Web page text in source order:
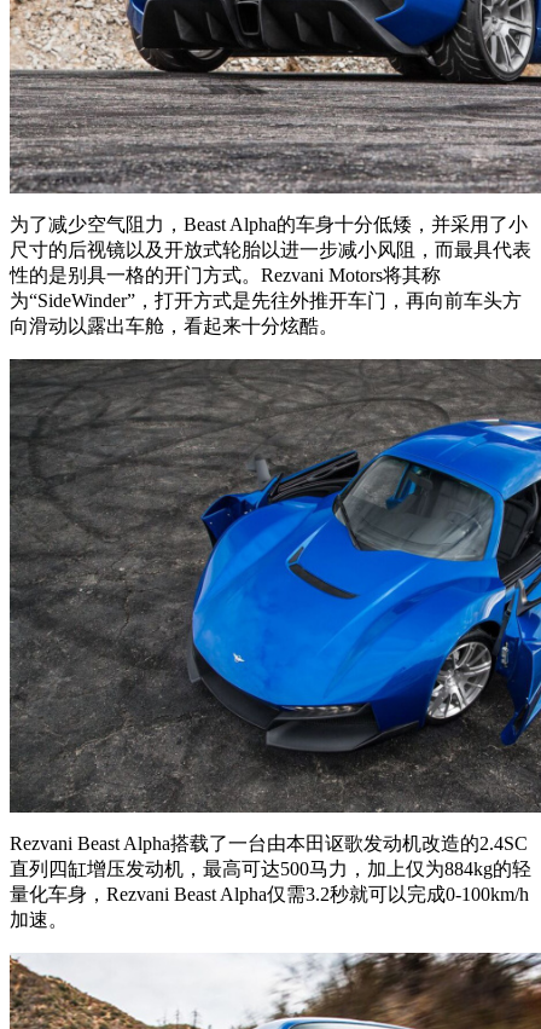
为了减少空气阻力，Beast Alpha的车身十分低矮，并采用了小
尺寸的后视镜以及开放式轮胎以进一步减小风阻，而最具代表
性的是别具一格的开门方式。Rezvani Motors将其称
为“SideWinder”，打开方式是先往外推开车门，再向前车头方
向滑动以露出车舱，看起来十分炫酷。
Rezvani Beast Alpha搭载了一台由本田讴歌发动机改造的2.4SC
直列四缸增压发动机，最高可达500马力，加上仅为884kg的轻
量化车身，Rezvani Beast Alpha仅需3.2秒就可以完成0-100km/h
加速。